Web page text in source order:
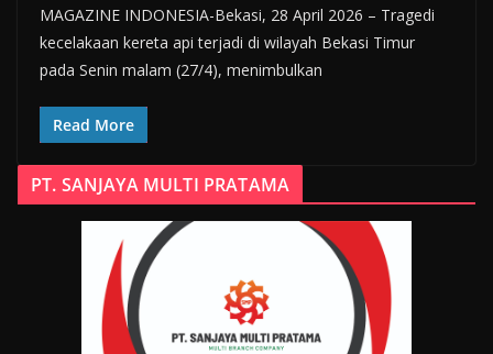
MAGAZINE INDONESIA-Bekasi, 28 April 2026 – Tragedi
kecelakaan kereta api terjadi di wilayah Bekasi Timur
pada Senin malam (27/4), menimbulkan
Read More
PT. SANJAYA MULTI PRATAMA